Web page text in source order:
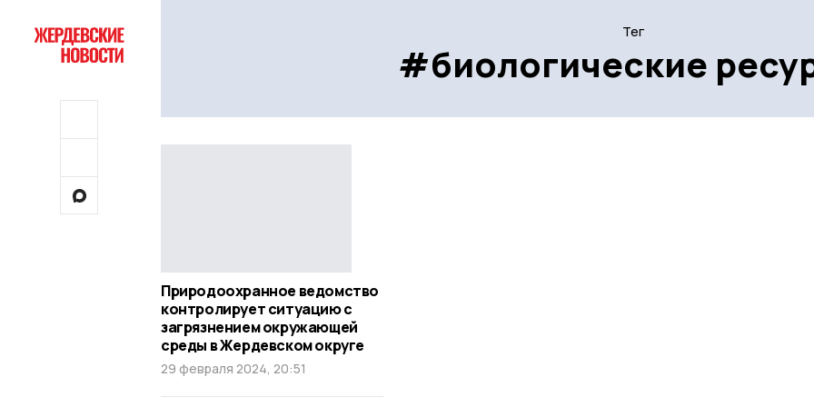
Тег
#биологические
Природоохранное ведомство
контролирует ситуацию с
загрязнением окружающей
среды в Жердевском округе
29 февраля 2024, 20:51